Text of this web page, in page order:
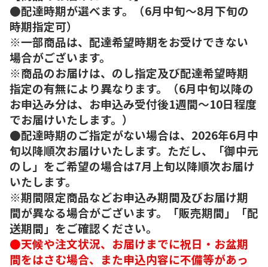
●配達時期が選べます。（6月中旬～8月下旬の
時期指定可）
※一部商品は、配達希望時期をお受けできない
場合がございます。
※商品のお届けは、のし指定及び配達希望時期
指定の有無により異なります。（6月中旬以降の
お申込み分は、お申込み受付後1週間～10日程度
でお届けいたします。）
●配達時期のご指定がない場合は、2026年6月中
旬以降順次お届けいたします。ただし、「御中元
のし」をご希望の場合は7月上旬以降順次お届け
いたします。
※期間限定商品などお申込み期間及びお届け期
間が異なる場合がございます。「販売期間」「配
送期間」をご確認ください。
●天候や注文状況、お届けまでに祝日・お盆期
間をはさむ場合、また申込内容に不備等があっ